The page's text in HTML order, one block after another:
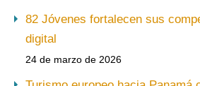
82 Jóvenes fortalecen sus
digital
24 de marzo de 2026